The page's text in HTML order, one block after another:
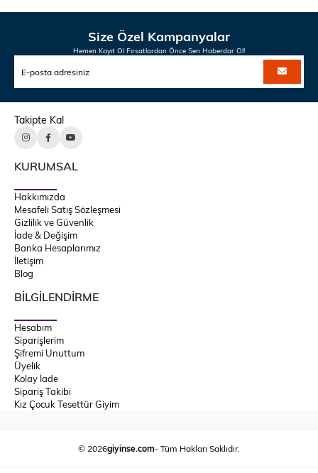
Size Özel Kampanyalar
Hemen Kayıt Ol Fırsatlardan Önce Sen Haberdar Ol!
Takipte Kal
KURUMSAL
Hakkımızda
Mesafeli Satış Sözleşmesi
Gizlilik ve Güvenlik
İade & Değişim
Banka Hesaplarımız
İletişim
Blog
BİLGİLENDİRME
Hesabım
Siparişlerim
Şifremi Unuttum
Üyelik
Kolay İade
Sipariş Takibi
Kız Çocuk Tesettür Giyim
© 2026giyinse.com- Tüm Hakları Saklıdır.